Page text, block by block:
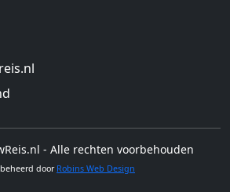
- Alle rechten voorbehouden
door Robins Web Design